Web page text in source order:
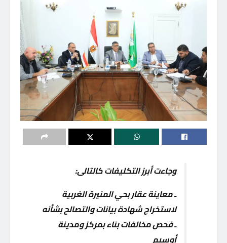
وجاءت أبرز التكليفات كالتالى:
ـ معاينة عقار بحي المنيرة الغربية
لاستخراج شهادة بيانات والتصالح بشأنه
ـ فحص مخالفات بناء بمركز ومدينة
أوسيم